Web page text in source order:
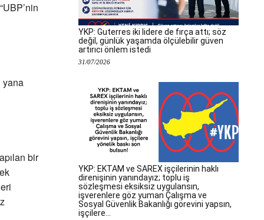
yana
bir
YKP: Guterres iki lidere de fırça attı; söz
değil, günlük yaşamda ölçülebilir güven
artırıcı önlem istedi
31/07/2026
YKP: EKTAM ve SAREX işçilerinin haklı
direnişinin yanındayız; toplu iş
sözleşmesi eksiksiz uygulansın,
işverenlere göz yuman Çalışma ve
Sosyal Güvenlik Bakanlığı görevini yapsın,
işçilere...